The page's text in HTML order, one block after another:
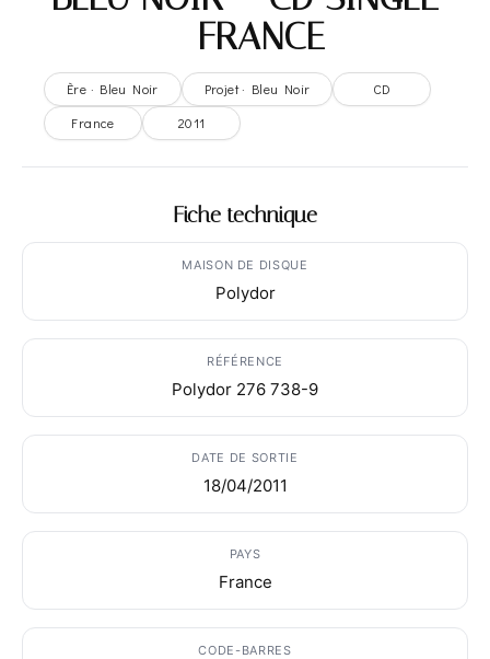
– FRANCE
Ère · Bleu Noir Projet · Bleu Noir
CD
France
2011
Fiche technique
MAISON DE DISQUE
Polydor
RÉFÉRENCE
Polydor 276 738-9
DATE DE SORTIE
18/04/2011
PAYS
France
CODE-BARRES